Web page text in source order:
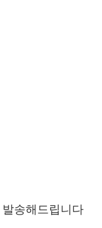
송해드립니다